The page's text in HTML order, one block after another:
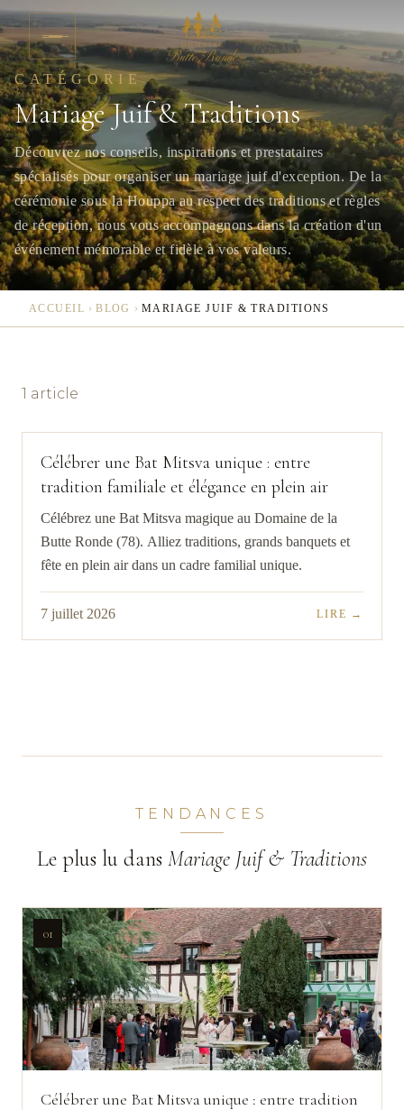
Aller au contenu
CATÉGORIE
Mariage Juif & Traditions
Découvrez nos conseils, inspirations et prestataires
spécialisés pour organiser un mariage juif d'exception. De la
cérémonie sous la Houppa au respect des traditions et règles
de réception, nous vous accompagnons dans la création d'un
événement mémorable et fidèle à vos valeurs.
ACCUEIL › BLOG › MARIAGE JUIF & TRADITIONS
1 article
Célébrer une Bat Mitsva unique : entre
tradition familiale et élégance en plein air
Célébrez une Bat Mitsva magique au Domaine de la
Butte Ronde (78). Alliez traditions, grands banquets et
fête en plein air dans un cadre familial unique.
7 juillet 2026 LIRE →
TENDANCES
Le plus lu dans Mariage Juif & Traditions
01
Célébrer une Bat Mitsva unique : entre tradition